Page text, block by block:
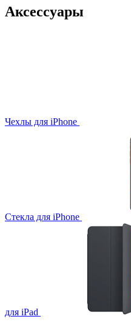
Аксессуары
Чехлы для iPhone
Стекла для iPhone
для iPad